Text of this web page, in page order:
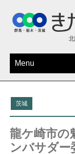
Menu
茨城
龍ケ崎市
ンバサダー